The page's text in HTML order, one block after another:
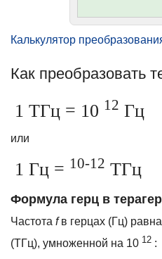
Калькулятор
Как преобразовать
1 ТГц = 10 12 Гц
или
1 Гц = 10-12 ТГц
Формула герц в
Частота fв герцах (Гц)
(ТГц), умноженной на 10 12 :